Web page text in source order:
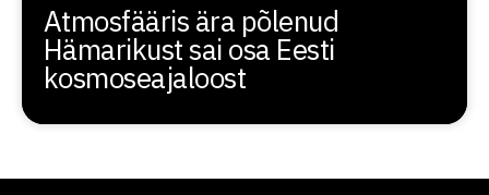
Atmosfääris ära põlenud
Hämarikust sai osa Eesti
kosmoseajaloost